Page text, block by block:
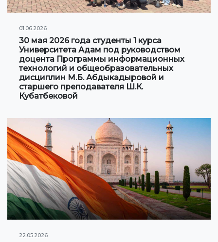
01.06.2026
30 мая 2026 года студенты 1 курса
Университета Адам под руководством
доцента Программы информационных
технологий и общеобразовательных
дисциплин М.Б. Абдыкадыровой и
старшего преподавателя Ш.К.
Кубатбековой
22.05.2026